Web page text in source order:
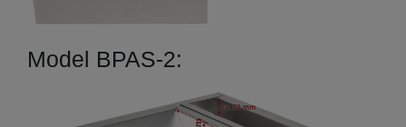
Model BPAS-2: